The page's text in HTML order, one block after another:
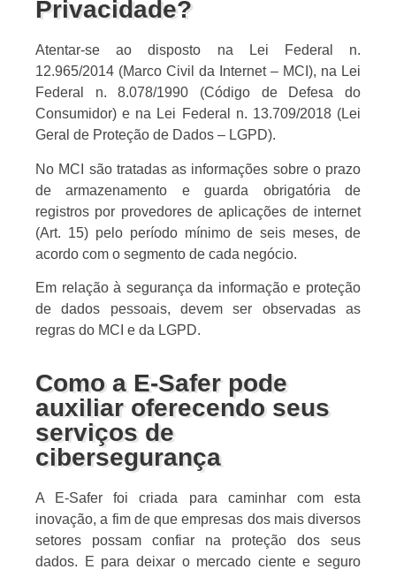
Privacidade?
Atentar-se ao disposto na Lei Federal n.
12.965/2014 (Marco Civil da Internet – MCI), na Lei
Federal n. 8.078/1990 (Código de Defesa do
Consumidor) e na Lei Federal n. 13.709/2018 (Lei
Geral de Proteção de Dados – LGPD).
No MCI são tratadas as informações sobre o prazo
de armazenamento e guarda obrigatória de
registros por provedores de aplicações de internet
(Art. 15) pelo período mínimo de seis meses, de
acordo com o segmento de cada negócio.
Em relação à segurança da informação e proteção
de dados pessoais, devem ser observadas as
regras do MCI e da LGPD.
Como a E-Safer pode
auxiliar oferecendo seus
serviços de
cibersegurança
A E-Safer foi criada para caminhar com esta
inovação, a fim de que empresas dos mais diversos
setores possam confiar na proteção dos seus
dados. E para deixar o mercado ciente e seguro